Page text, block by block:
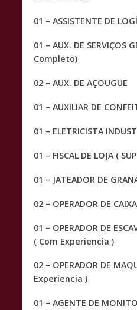
o
k
p
p
n
k
01 – ASSISTENTE DE
01 – AUX. DE SERVIÇOS
Completo)
02 – AUX. DE AÇOUGUE
01 – AUXILIAR DE
01 – ELETRICISTA
01 – FISCAL DE LOJA (
01 – JATEADOR DE
02 – OPERADOR DE CAIXA
01 – OPERADOR DE
( Com Experiencia )
02 – OPERADOR DE
Experiencia )
01 – AGENTE DE